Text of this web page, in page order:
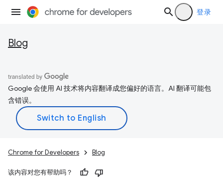
登录
Blog
Google 会使用 AI 技术将内容翻译成您偏好的语言。AI 翻译可能包
含错误。
Chrome for Developers Blog
该内容对您有帮助吗？